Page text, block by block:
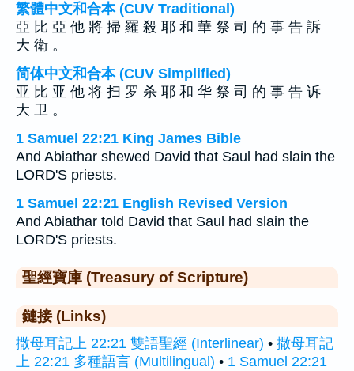
繁體中文和合本 (CUV Traditional)
亞 比 亞 他 將 掃 羅 殺 耶 和 華 祭 司 的 事 告 訴
大 衛 。
简体中文和合本 (CUV Simplified)
亚 比 亚 他 将 扫 罗 杀 耶 和 华 祭 司 的 事 告 诉
大 卫 。
1 Samuel 22:21 King James Bible
And Abiathar shewed David that Saul had slain the
LORD'S priests.
1 Samuel 22:21 English Revised Version
And Abiathar told David that Saul had slain the
LORD'S priests.
聖經寶庫 (Treasury of Scripture)
鏈接 (Links)
撒母耳記上 22:21 雙語聖經 (Interlinear) • 撒母耳記
上 22:21 多種語言 (Multilingual) • 1 Samuel 22:21